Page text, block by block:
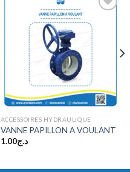
Ajouter
wishlist
ACCESSOIRES HYDRAULIQUE
VANNE PAPILLON A VOULANT
د.ج1.00